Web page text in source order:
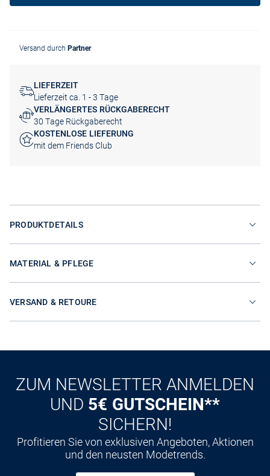
Versand durch Partner
LIEFERZEIT
Lieferzeit ca. 1 - 3 Tage
VERLÄNGERTES RÜCKGABERECHT
30 Tage Rückgaberecht
KOSTENLOSE LIEFERUNG
mit dem Friends Club
PRODUKTDETAILS
MATERIAL & PFLEGE
VERSAND & RETOURE
ZUM NEWSLETTER ANMELDEN
UND 5€ GUTSCHEIN**
SICHERN!
Profitieren Sie von exklusiven Angeboten, Aktionen
und den neusten Modetrends.